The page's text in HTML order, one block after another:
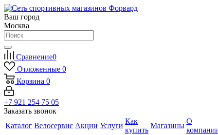
Ваш город
Москва
Сравнение0
Отложенные 0
Корзина 0
+7 921 254 75 05
Заказать звонок
Каталог Велосервис Акции Услуги
Как
купить
Магазины
О